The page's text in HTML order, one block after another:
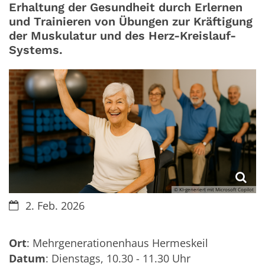
Erhaltung der Gesundheit durch Erlernen
und Trainieren von Übungen zur Kräftigung
der Muskulatur und des Herz-Kreislauf-
Systems.
© KI‑generiert mit Microsoft Copilot
Datum:2. Feb. 2026
Ort: Mehrgenerationenhaus Hermeskeil
Datum: Dienstags, 10.30 - 11.30 Uhr